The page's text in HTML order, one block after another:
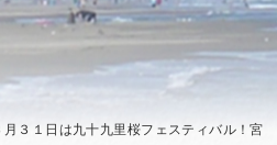
月３１日は九十九里桜フェスティバル！宮